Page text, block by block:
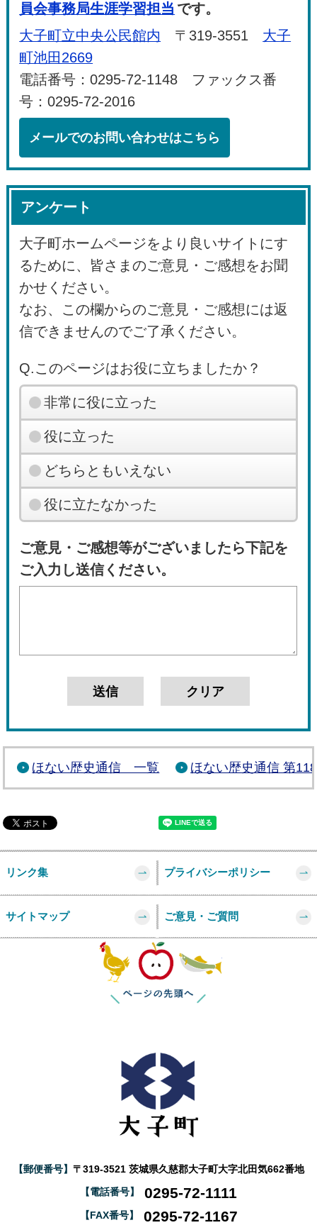
員会事務局生涯学習担当 です。
大子町立中央公民館内 〒319-3551 大子
町池田2669
電話番号：0295-72-1148 ファックス番
号：0295-72-2016
メールでのお問い合わせはこちら
アンケート
大子町ホームページをより良いサイトにす
るために、皆さまのご意見・ご感想をお聞
かせください。
なお、この欄からのご意見・ご感想には返
信できませんのでご了承ください。
Q.このページはお役に立ちましたか？
非常に役に立った
役に立った
どちらともいえない
役に立たなかった
ご意見・ご感想等がございましたら下記を
ご入力し送信ください。
ほない歴史通信 一覧 ほない歴史通信 第
リンク集 プライバシーポリシー
サイトマップ ご意見・ご質問
【郵便番号】 〒319-3521 茨城県久慈郡大子町大字北田気662番地
【電話番号】 0295-72-1111
【FAX番号】 0295-72-1167